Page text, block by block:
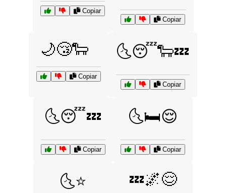
Copiar
Copiar
🌙😴🐑
Copiar
🌜😴🐑💤
Copiar
🌜😴💤
Copiar
🌜🛏️😌
Copiar
🌜⭐ 💤🌌😌